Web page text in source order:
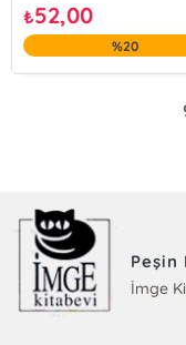
₺52,00
%20
Peşin
İmge